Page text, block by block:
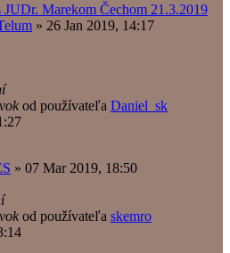
Marekom Čechom 21.3.2019
» 26 Jan 2019, 14:17
od používateľa Daniel_sk
» 07 Mar 2019, 18:50
od používateľa skemro